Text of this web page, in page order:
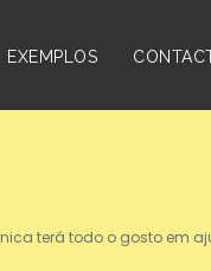
EXEMPLOS
terá todo o gosto em